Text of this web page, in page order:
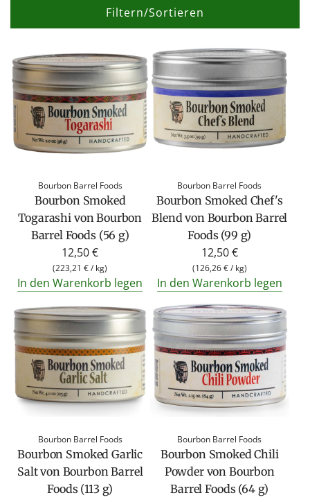
Filtern/Sortieren
Bourbon Barrel Foods
Bourbon Smoked
Togarashi von Bourbon
Barrel Foods (56 g)
12,50 €
(223,21 €/ kg)
In den Warenkorb legen
Bourbon Barrel Foods
Bourbon Smoked Chef's
Blend von Bourbon Barrel
Foods (99 g)
12,50 €
(126,26 €/ kg)
In den Warenkorb legen
Bourbon Barrel Foods
Bourbon Smoked Garlic
Salt von Bourbon Barrel
Foods (113 g)
Bourbon Barrel Foods
Bourbon Smoked Chili
Powder von Bourbon
Barrel Foods (64 g)